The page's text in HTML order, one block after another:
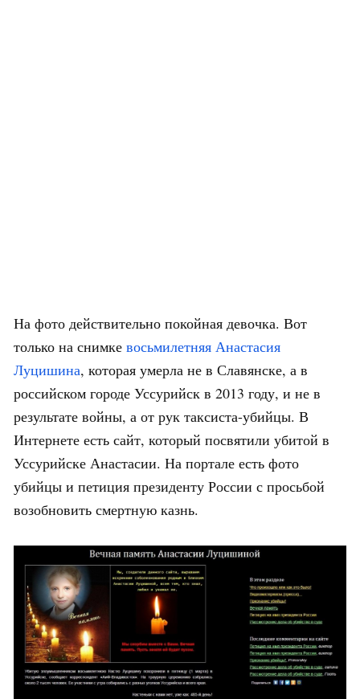
На фото действительно покойная девочка. Вот
только на снимке восьмилетняя Анастасия
Луцишина, которая умерла не в Славянске, а в
российском городе Уссурийск в 2013 году, и не в
результате войны, а от рук таксиста-убийцы. В
Интернете есть сайт, который посвятили убитой в
Уссурийске Анастасии. На портале есть фото
убийцы и петиция президенту России с просьбой
возобновить смертную казнь.